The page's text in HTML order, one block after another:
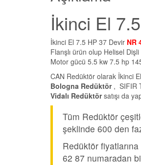
İkinci El
İkinci El 7.5 HP 37 Devir NR
Flanşlı ürün olup Helisel Dişli
Motor gücü 5.5 kw 7.5 hp
CAN Redüktör olarak İkinci
Bologna Redüktör, SIFIR
Vidalı Redüktörsatışı da
Tüm Redüktör
şeklinde 600 den
Redüktör
62 87 numaradan